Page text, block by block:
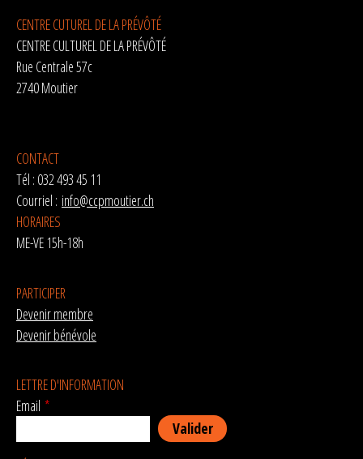
CENTRE CUTUREL DE LA PRÉVÔTÉ
CENTRE CULTUREL DE LA PRÉVÔTÉ
Rue Centrale 57c
2740 Moutier
CONTACT
Tél : 032 493 45 11
Courriel : info@ccpmoutier.ch
HORAIRES
ME-VE 15h-18h
PARTICIPER
Devenir membre
Devenir bénévole
LETTRE D'INFORMATION
Email *